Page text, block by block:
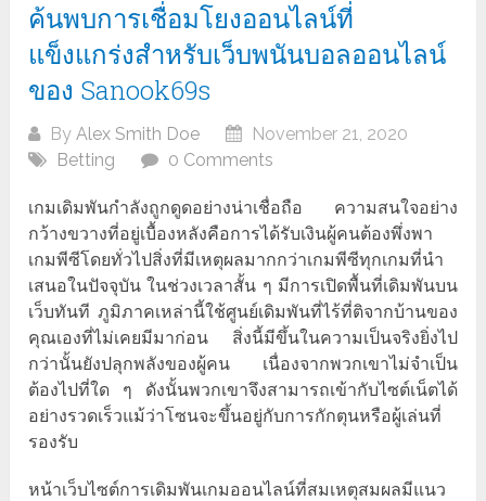
ค้นพบการเชื่อมโยงออนไลน์ที่
แข็งแกร่งสำหรับเว็บพนันบอลออนไลน์
ของ Sanook69s
ByAlex Smith Doe
November 21, 2020
Betting
0 Comments
เกมเดิมพันกำลังถูกดูดอย่างน่าเชื่อถือ ความสนใจอย่าง
กว้างขวางที่อยู่เบื้องหลังคือการได้รับเงินผู้คนต้องพึ่งพา
เกมพีซีโดยทั่วไปสิ่งที่มีเหตุผลมากกว่าเกมพีซีทุกเกมที่นำ
เสนอในปัจจุบัน ในช่วงเวลาสั้น ๆ มีการเปิดพื้นที่เดิมพันบน
เว็บทันที ภูมิภาคเหล่านี้ใช้ศูนย์เดิมพันที่ไร้ที่ติจากบ้านของ
คุณเองที่ไม่เคยมีมาก่อน สิ่งนี้มีขึ้นในความเป็นจริงยิ่งไป
กว่านั้นยังปลุกพลังของผู้คน เนื่องจากพวกเขาไม่จำเป็น
ต้องไปที่ใด ๆ ดังนั้นพวกเขาจึงสามารถเข้ากับไซต์เน็ตได้
อย่างรวดเร็วแม้ว่าโซนจะขึ้นอยู่กับการกักตุนหรือผู้เล่นที่
รองรับ
หน้าเว็บไซต์การเดิมพันเกมออนไลน์ที่สมเหตุสมผลมีแนว